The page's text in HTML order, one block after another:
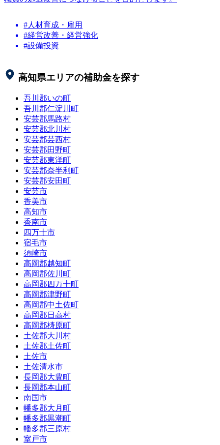
#人材育成・雇用
#経営改善・経営強化
#設備投資
高知県エリアの補助金を探す
吾川郡いの町
吾川郡仁淀川町
安芸郡馬路村
安芸郡北川村
安芸郡芸西村
安芸郡田野町
安芸郡東洋町
安芸郡奈半利町
安芸郡安田町
安芸市
香美市
高知市
香南市
四万十市
宿毛市
須崎市
高岡郡越知町
高岡郡佐川町
高岡郡四万十町
高岡郡津野町
高岡郡中土佐町
高岡郡日高村
高岡郡梼原町
土佐郡大川村
土佐郡土佐町
土佐市
土佐清水市
長岡郡大豊町
長岡郡本山町
南国市
幡多郡大月町
幡多郡黒潮町
幡多郡三原村
室戸市